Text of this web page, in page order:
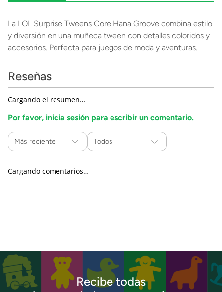
La LOL Surprise Tweens Core Hana Groove combina estilo
y diversión en una muñeca tween con detalles coloridos y
accesorios. Perfecta para juegos de moda y aventuras.
Reseñas
Cargando el resumen…
Por favor, inicia sesión para escribir un comentario.
Más reciente Todos
Cargando comentarios…
Recibe todas